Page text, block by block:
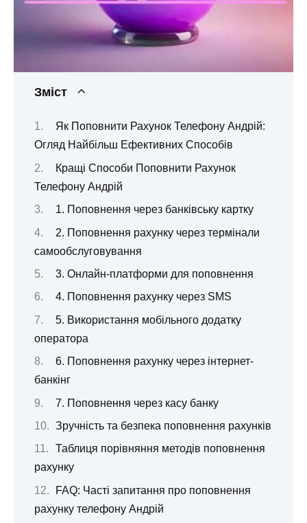
Зміст
Як Поповнити Рахунок Телефону Андрій:
Огляд Найбільш Ефективних Способів
Кращі Способи Поповнити Рахунок
Телефону Андрій
1. Поповнення через банківську картку
2. Поповнення рахунку через термінали
самообслуговування
3. Онлайн-платформи для поповнення
4. Поповнення рахунку через SMS
5. Використання мобільного додатку
оператора
6. Поповнення рахунку через інтернет-
банкінг
7. Поповнення через касу банку
Зручність та безпека поповнення рахунків
Таблиця порівняння методів поповнення
рахунку
FAQ: Часті запитання про поповнення
рахунку телефону Андрій